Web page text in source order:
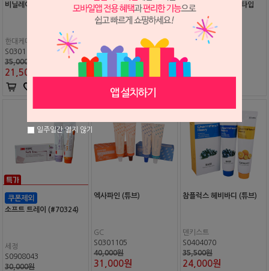
비닐레이트 원 스텝
한대케미칼
S0301109
35,000원
21,500
본플렉스 헤비 튜브
S2008254
30,800원
26,300
피크 헤비바디 튜브 타입
Neosil
24,000원
21,000
소프트 트레이 (#70324)
세정
S0908043
30,000원
엑사파인 (튜브)
GC
S0301105
40,000원
31,000원
참플럭스 헤비바디 (튜브)
덴키스트
S0404070
35,500원
24,000원
일주일간 열지 않기